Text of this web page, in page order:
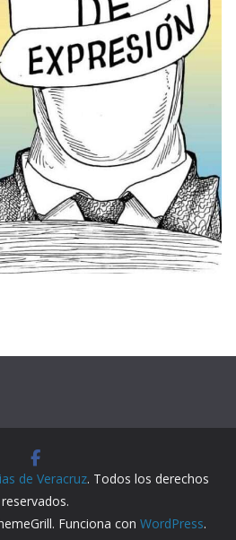
de Veracruz. Todos los derechos
reservados.
Funciona con WordPress.